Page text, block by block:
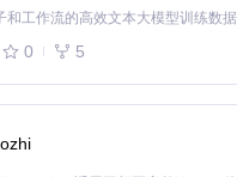
和工作流的高效文本大模型训练数
0 5